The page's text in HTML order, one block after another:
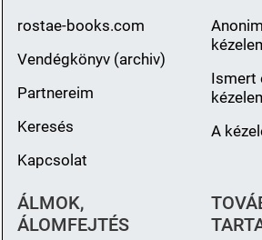
rostae-books.com
Vendégkönyv (archiv)
Partnereim
Keresés
Kapcsolat
Ismert
A
ÁLMOK,
ÁLOMFEJTÉS